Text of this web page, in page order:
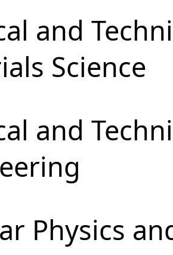
and
Science
and
Physics